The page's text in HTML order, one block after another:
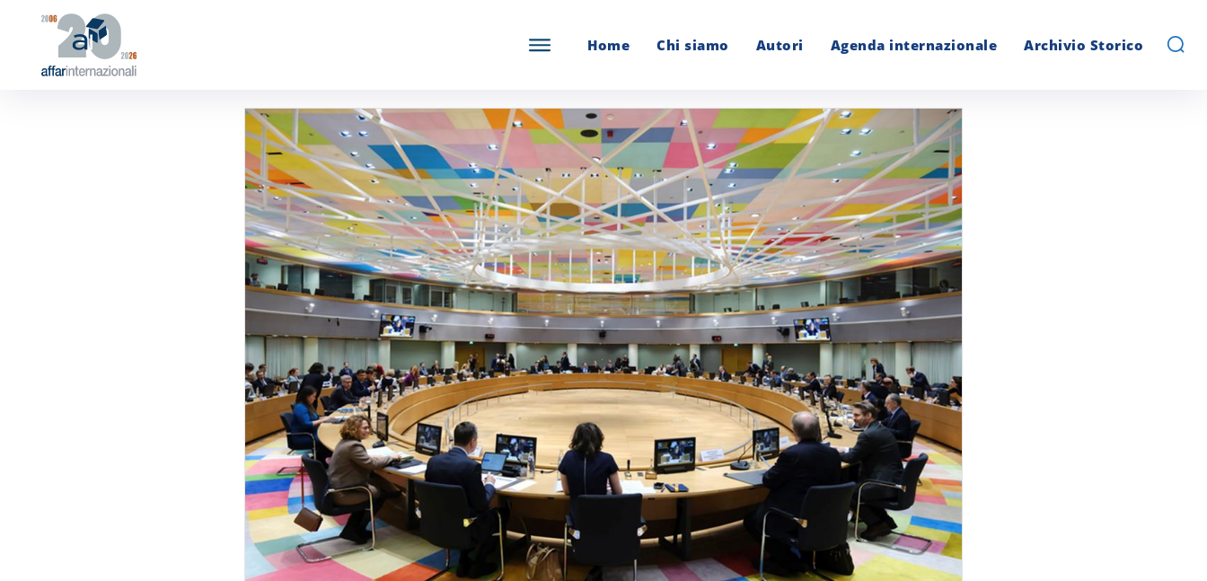
Home Chi siamo Autori Agenda internazionale Archivio Storico